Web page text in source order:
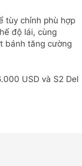
tùy chỉnh phù hợp
độ lái, cùng
bánh tăng cường
USD và S2 Del